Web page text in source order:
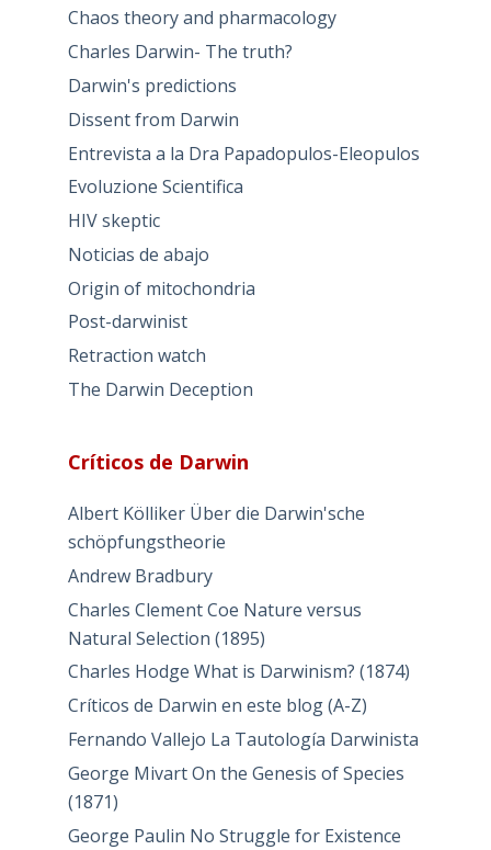
Chaos theory and pharmacology
Charles Darwin- The truth?
Darwin's predictions
Dissent from Darwin
Entrevista a la Dra Papadopulos-Eleopulos
Evoluzione Scientifica
HIV skeptic
Noticias de abajo
Origin of mitochondria
Post-darwinist
Retraction watch
The Darwin Deception
Críticos de Darwin
Albert Kölliker Über die Darwin'sche
schöpfungstheorie
Andrew Bradbury
Charles Clement Coe Nature versus
Natural Selection (1895)
Charles Hodge What is Darwinism? (1874)
Críticos de Darwin en este blog (A-Z)
Fernando Vallejo La Tautología Darwinista
George Mivart On the Genesis of Species
(1871)
George Paulin No Struggle for Existence